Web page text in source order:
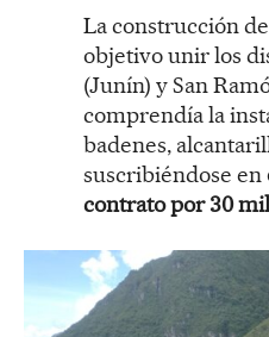
La construcción
objetivo unir los
(Junín) y San
comprendía la
badenes,
suscribiéndose en
contrato por 30